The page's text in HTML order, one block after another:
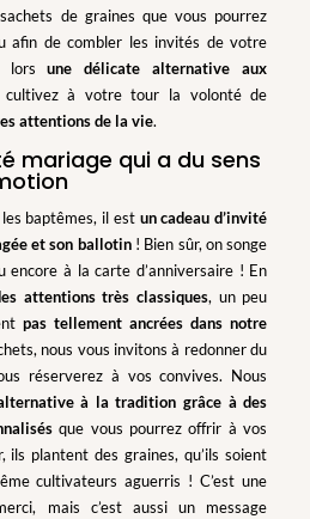
de graines que vous pourrez
afin de combler les invités de votre
lorsune délicate alternative aux
à votre tour la volonté de
attentions de la vie.
mariage qui a du sens
baptêmes, il est un cadeau d’invité
et son ballotin! Bien sûr, on songe
encore à la carte d’anniversaire ! En
attentions très classiques, un peu
pas tellement ancrées dans notre
nous vous invitons à redonner du
réserverez à vos convives. Nous
à la tradition grâce à des
que vous pourrez offrir à vos
ils plantent des graines, qu’ils soient
cultivateurs aguerris ! C’est une
mais c’est aussi un message